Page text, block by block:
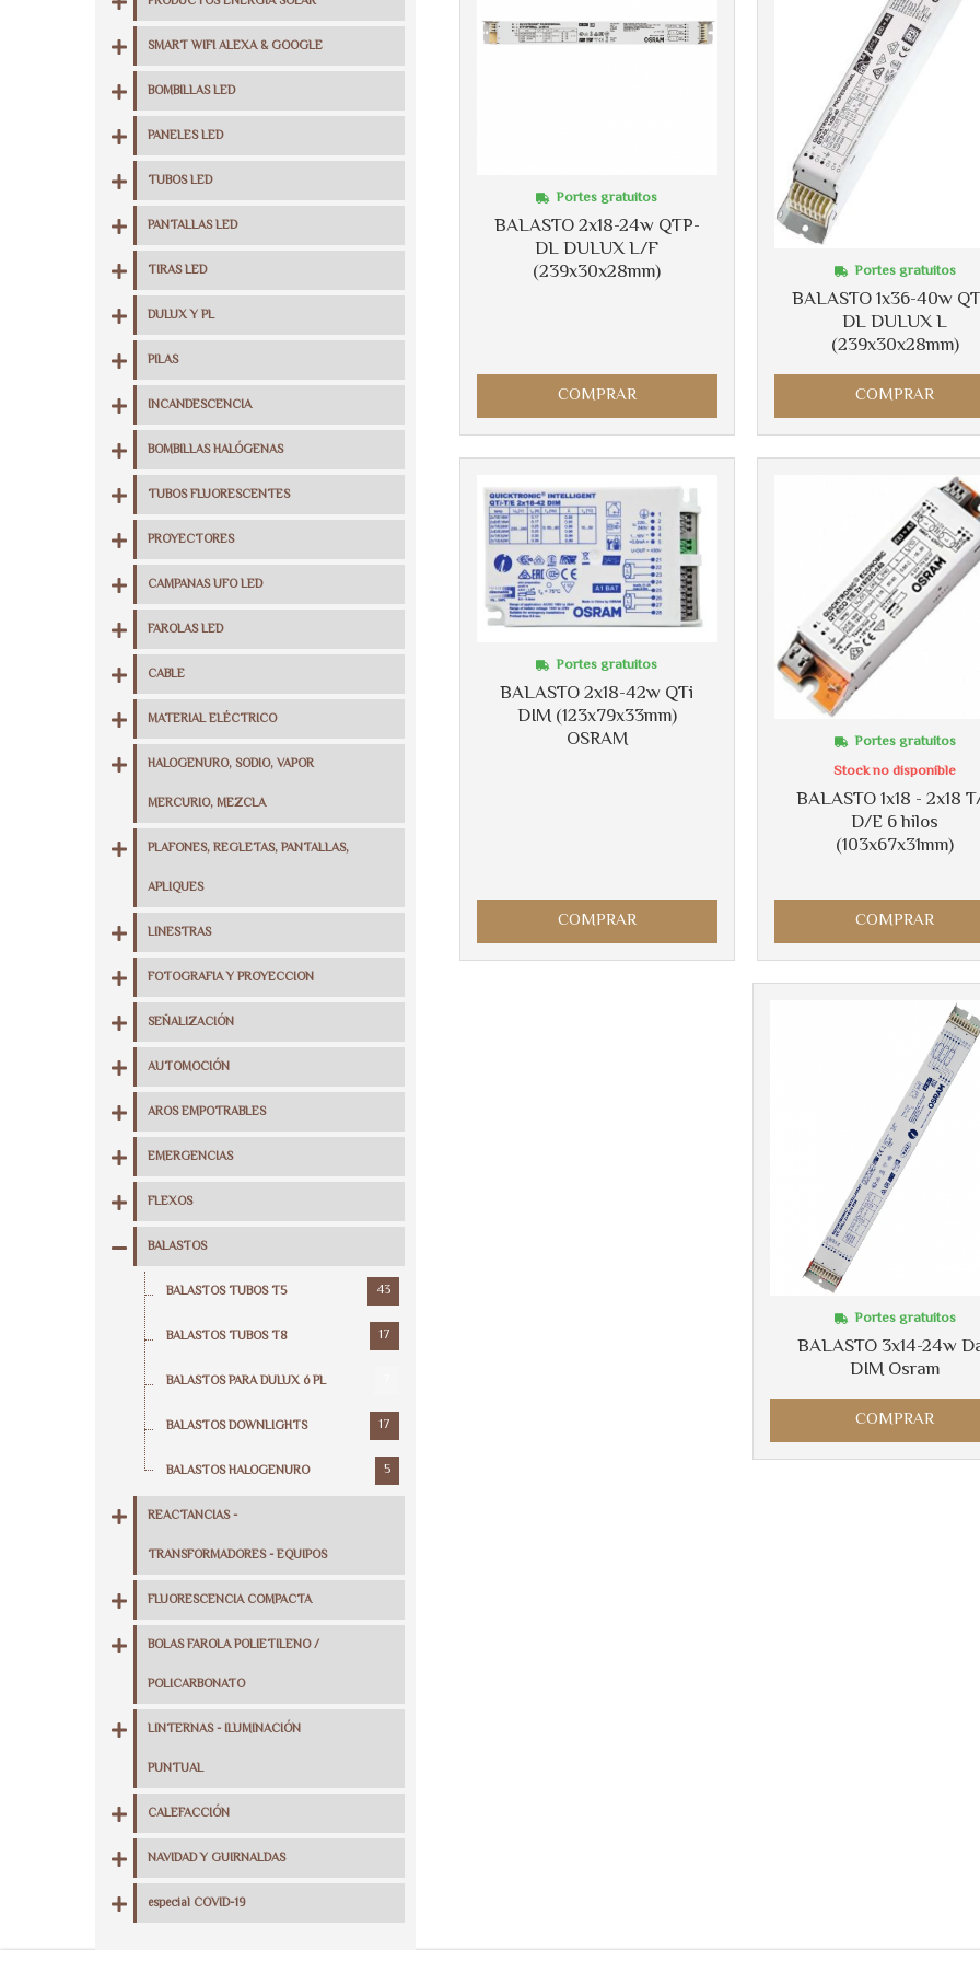
SMART WIFI ALEXA & GOOGLE
BOMBILLAS LED
PANELES LED
TUBOS LED
PANTALLAS LED
TIRAS LED
DULUX Y PL
PILAS
INCANDESCENCIA
BOMBILLAS HALÓGENAS
TUBOS FLUORESCENTES
PROYECTORES
CAMPANAS UFO LED
FAROLAS LED
CABLE
MATERIAL ELÉCTRICO
HALOGENURO, SODIO, VAPOR
MERCURIO, MEZCLA
PLAFONES, REGLETAS, PANTALLAS,
APLIQUES
LINESTRAS
FOTOGRAFIA Y PROYECCION
SEÑALIZACIÓN
AUTOMOCIÓN
AROS EMPOTRABLES
EMERGENCIAS
FLEXOS
BALASTOS
BALASTOS TUBOS T5 43
BALASTOS TUBOS T8 17
BALASTOS PARA DULUX ó PL
BALASTOS DOWNLIGHTS 17
BALASTOS HALOGENURO 5
REACTANCIAS -
TRANSFORMADORES - EQUIPOS
FLUORESCENCIA COMPACTA
BOLAS FAROLA POLIETILENO /
POLICARBONATO
LINTERNAS - ILUMINACIÓN
PUNTUAL
CALEFACCIÓN
NAVIDAD Y GUIRNALDAS
especial COVID-19
BALASTO 2x18-24w QTP-
DL DULUX L/F
(239x30x28mm)
Portes gratuitos
COMPRAR
BALASTO 1x36-40w
DL DULUX L
(239x30x28mm)
Portes gratuitos
COMPRAR
BALASTO 2x18-42w QTi
DIM (123x79x33mm)
OSRAM
Portes gratuitos
COMPRAR
BALASTO 1x18 - 2x18
D/E 6 hilos
(103x67x31mm)
Portes gratuitos
Stock no disponible
COMPRAR
Más info
BALASTO 3x14-24w
DIM Osram
Portes gratuitos
COMPRAR